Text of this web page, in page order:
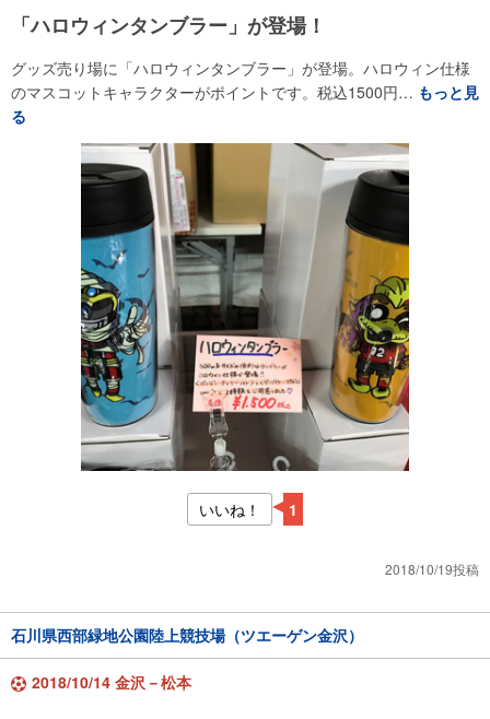
「ハロウィンタンブラー」が登場！
グッズ売り場に「ハロウィンタンブラー」が登場。ハロウィン仕様
のマスコットキャラクターがポイントです。税込1500円… もっと見
る
いいね！ 1
2018/10/19投稿
石川県西部緑地公園陸上競技場（ツエーゲン金沢）
2018/10/14 金沢－松本